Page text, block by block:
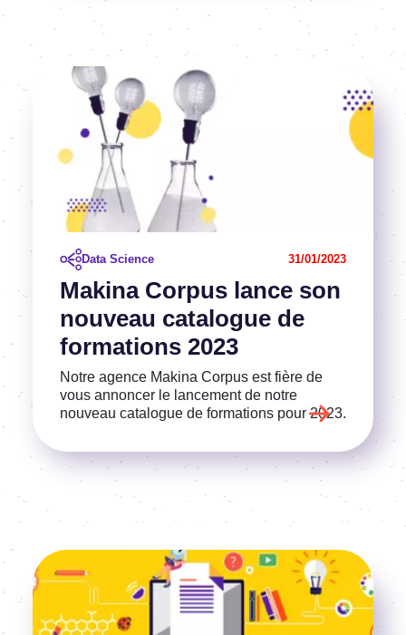
Makina Corpus lance son
nouveau catalogue de
formations 2023
Data Science 31/01/2023
Notre agence Makina Corpus est fière de
vous annoncer le lancement de notre
nouveau catalogue de formations pour 2023.
Voir l'article
Image
Voir l'article
Image